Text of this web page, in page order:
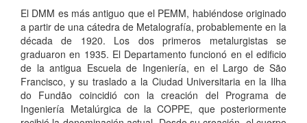
El DMM es más antiguo que el PEMM, habiéndose originado
a partir de una cátedra de Metalografía, probablemente en la
década de 1920. Los dos primeros metalurgistas se
graduaron en 1935. El Departamento funcionó en el edificio
de la antigua Escuela de Ingeniería, en el Largo de São
Francisco, y su traslado a la Ciudad Universitaria en la Ilha
do Fundão coincidió con la creación del Programa de
Ingeniería Metalúrgica de la COPPE, que posteriormente